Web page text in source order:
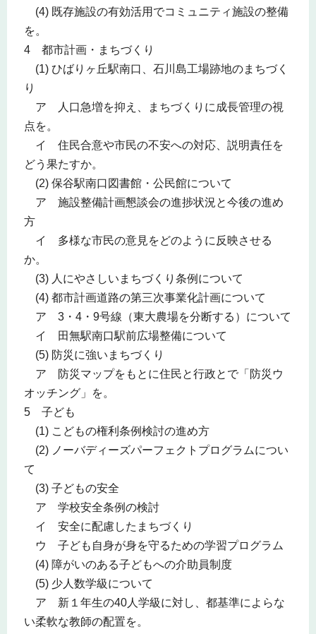
(4) 既存施設の有効活用でコミュニティ施設の整備
を。
4 都市計画・まちづくり
(1) ひばりヶ丘駅南口、石川島工場跡地のまちづく
り
ア 人口急増を抑え、まちづくりに成長管理の視
点を。
イ 住民合意や市民の不安への対応、説明責任を
どう果たすか。
(2) 保谷駅南口図書館・公民館について
ア 施設整備計画懇談会の進捗状況と今後の進め
方
イ 多様な市民の意見をどのように反映させる
か。
(3) 人にやさしいまちづくり条例について
(4) 都市計画道路の第三次事業化計画について
ア 3・4・9号線（東大農場を分断する）について
イ 田無駅南口駅前広場整備について
(5) 防災に強いまちづくり
ア 防災マップをもとに住民と行政とで「防災ウ
オッチング」を。
5 子ども
(1) こどもの権利条例検討の進め方
(2) ノーバディーズパーフェクトプログラムについ
て
(3) 子どもの安全
ア 学校安全条例の検討
イ 安全に配慮したまちづくり
ウ 子ども自身が身を守るための学習プログラム
(4) 障がいのある子どもへの介助員制度
(5) 少人数学級について
ア 新１年生の40人学級に対し、都基準によらな
い柔軟な教師の配置を。